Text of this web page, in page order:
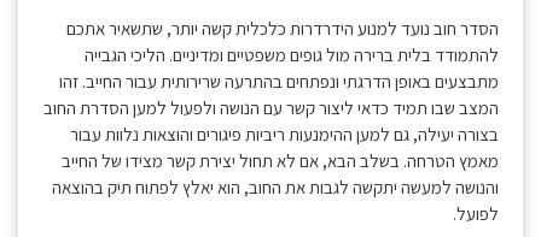
הסדר חוב נועד למנוע הידרדרות כלכלית קשה יותר, שתשאיר אתכם
להתמודד בלית ברירה מול גופים משפטיים ומדיניים. הליכי הגבייה
מתבצעים באופן הדרגתי ונפתחים בהתרעה שרירותית עבור החייב. זהו
המצב שבו תמיד כדאי ליצור קשר עם הנושה ולפעול למען הסדרת החוב
בצורה יעילה, גם למען ההימנעות ריביות פיגורים והוצאות נלוות עבור
מאמץ הטרחה. בשלב הבא, אם לא תחול יצירת קשר מצידו של החייב
והנושה למעשה יתקשה לגבות את החוב, הוא יאלץ לפתוח תיק בהוצאה
לפועל.